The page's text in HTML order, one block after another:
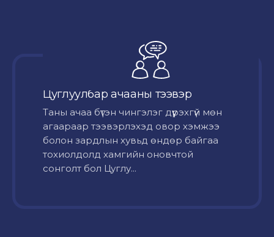
Цуглуулбар ачааны тээвэр
Таны ачаа бүтэн чингэлэг дүүрэхгүй мөн
агаараар тээвэрлэхэд овор хэмжээ
болон зардлын хувьд өндөр байгаа
тохиолдолд хамгийн оновчтой
сонголт бол Цуглу...